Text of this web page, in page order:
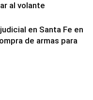
al volante
en Santa Fe en
de armas para